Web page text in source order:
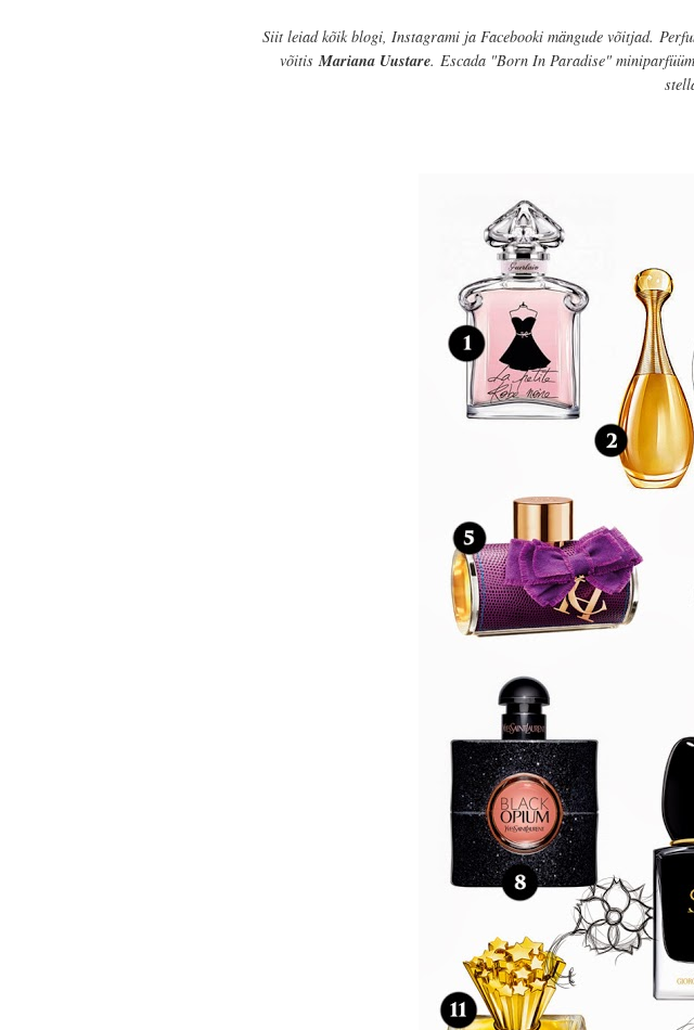
Siit leiad kõik blogi, Instagrami ja Facebooki mängude võitjad.
võitis Mariana Uustare. Escada "Born In Paradise"